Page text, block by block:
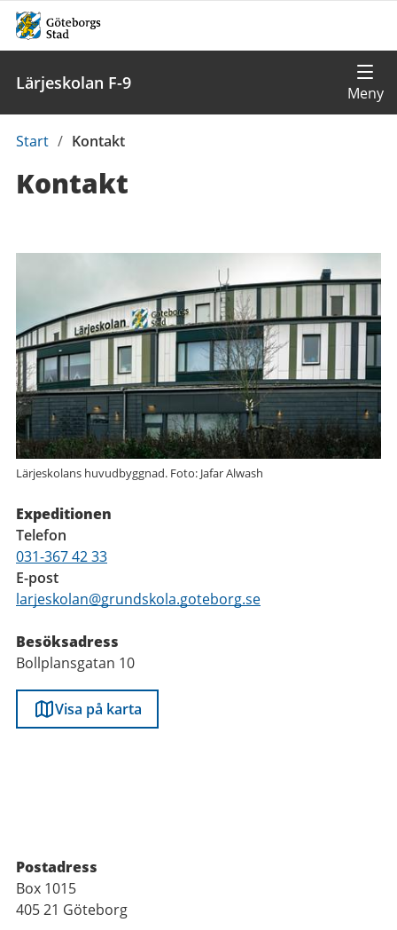
Lärjeskolan F-9
Du
här:
Start / Kontakt
Kontakt
Lärjeskolans huvudbyggnad. Foto: Jafar Alwash
Expeditionen
Telefon
031-367 42 33
E-post
larjeskolan@grundskola.goteborg.se
Besöksadress
Bollplansgatan 10
Visa på karta
Postadress
Box 1015
405 21 Göteborg